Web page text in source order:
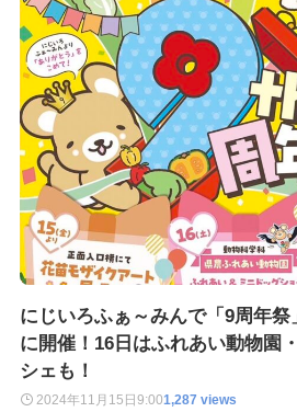
にじいろふぁ～みんで「9周年祭
に開催！16日はふれあい動物園
シェも！
2024年11月15日 9:001,287 views